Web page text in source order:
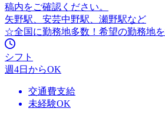
稿内をご確認ください。
矢野駅、安芸中野駅、瀬野駅など
☆全国に勤務地多数！希望の勤務地
シフト
週4日からOK
交通費支給
未経験OK